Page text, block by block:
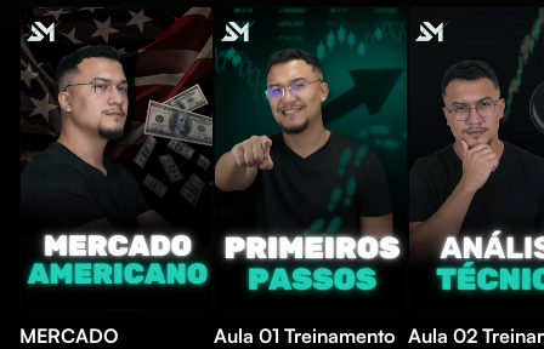
MERCADO
Aula 01 Treinamento Aula 02